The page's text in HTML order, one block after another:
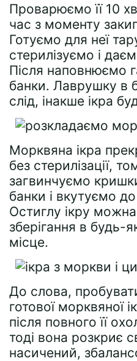
Проварюємо її 10
час з моменту
Готуємо для неї
стерилізуємо і
Після наповнюємо
банки. Лаврушку в
слід, інакше ікра
Морквяна ікра
без стерилізації,
загвинчуємо
банки і вкутуємо
Остиглу ікру
зберігання в будь-
місце.
До слова,
готової морквяної
після повного її
тоді вона розкриє
насичений,